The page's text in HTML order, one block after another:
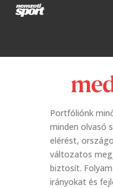
Portfóliónk
minden olvasó
elérést,
változatos
biztosít.
irányokat és